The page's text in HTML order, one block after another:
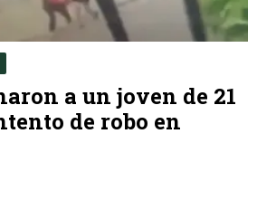
a un joven de 21
de robo en